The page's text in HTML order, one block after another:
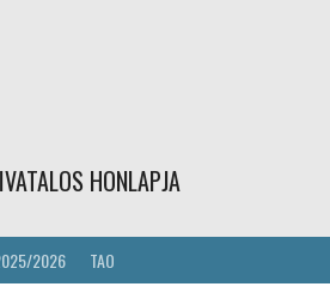
HONLAPJA
2026 TAO